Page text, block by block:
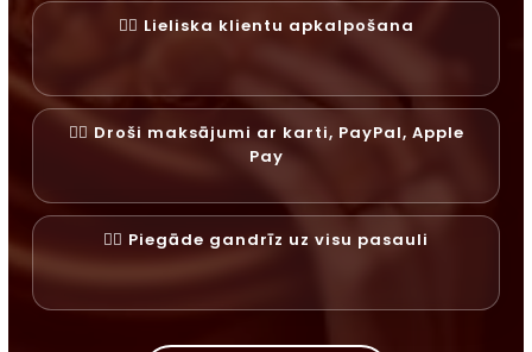
✓⃝ Lieliska klientu apkalpošana
✓⃝ Droši maksājumi ar karti, PayPal, Apple
Pay
✓⃝ Piegāde gandrīz uz visu pasauli